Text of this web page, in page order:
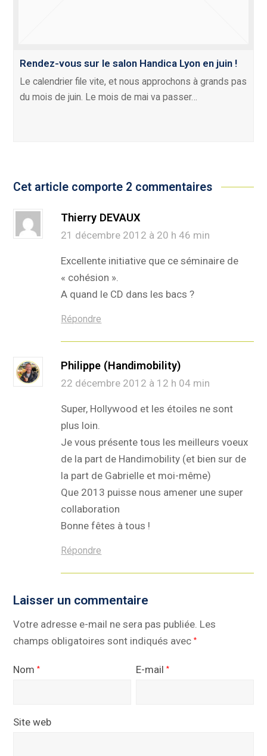
Rendez-vous sur le salon Handica Lyon en juin !
Le calendrier file vite, et nous approchons à grands pas
du mois de juin. Le mois de mai va passer…
Cet article comporte 2 commentaires
Thierry DEVAUX
21 décembre 2012 à 20 h 46 min
Excellente initiative que ce séminaire de
« cohésion ».
A quand le CD dans les bacs ?
Répondre
Philippe (Handimobility)
22 décembre 2012 à 12 h 04 min
Super, Hollywood et les étoiles ne sont
plus loin.
Je vous présente tous les meilleurs voeux
de la part de Handimobility (et bien sur de
la part de Gabrielle et moi-même)
Que 2013 puisse nous amener une super
collaboration
Bonne fêtes à tous !
Répondre
Laisser un commentaire
Votre adresse e-mail ne sera pas publiée. Les
champs obligatoires sont indiqués avec*
Nom* E-mail*
Site web